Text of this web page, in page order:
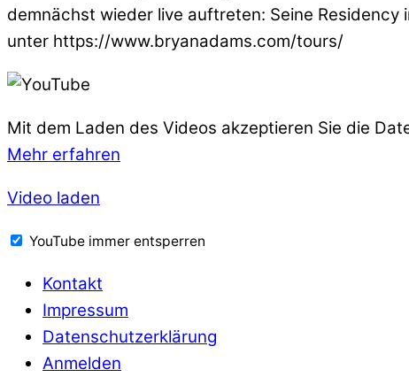
demnächst wieder live auftreten: Seine Residency
unter https://www.bryanadams.com/tours/
Mit dem Laden des Videos akzeptieren Sie die
Mehr erfahren
Video laden
YouTube immer entsperren
Kontakt
Impressum
Datenschutzerklärung
Anmelden